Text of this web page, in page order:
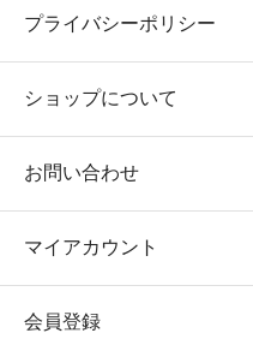
プライバシーポリシー
ショップについて
お問い合わせ
マイアカウント
会員登録